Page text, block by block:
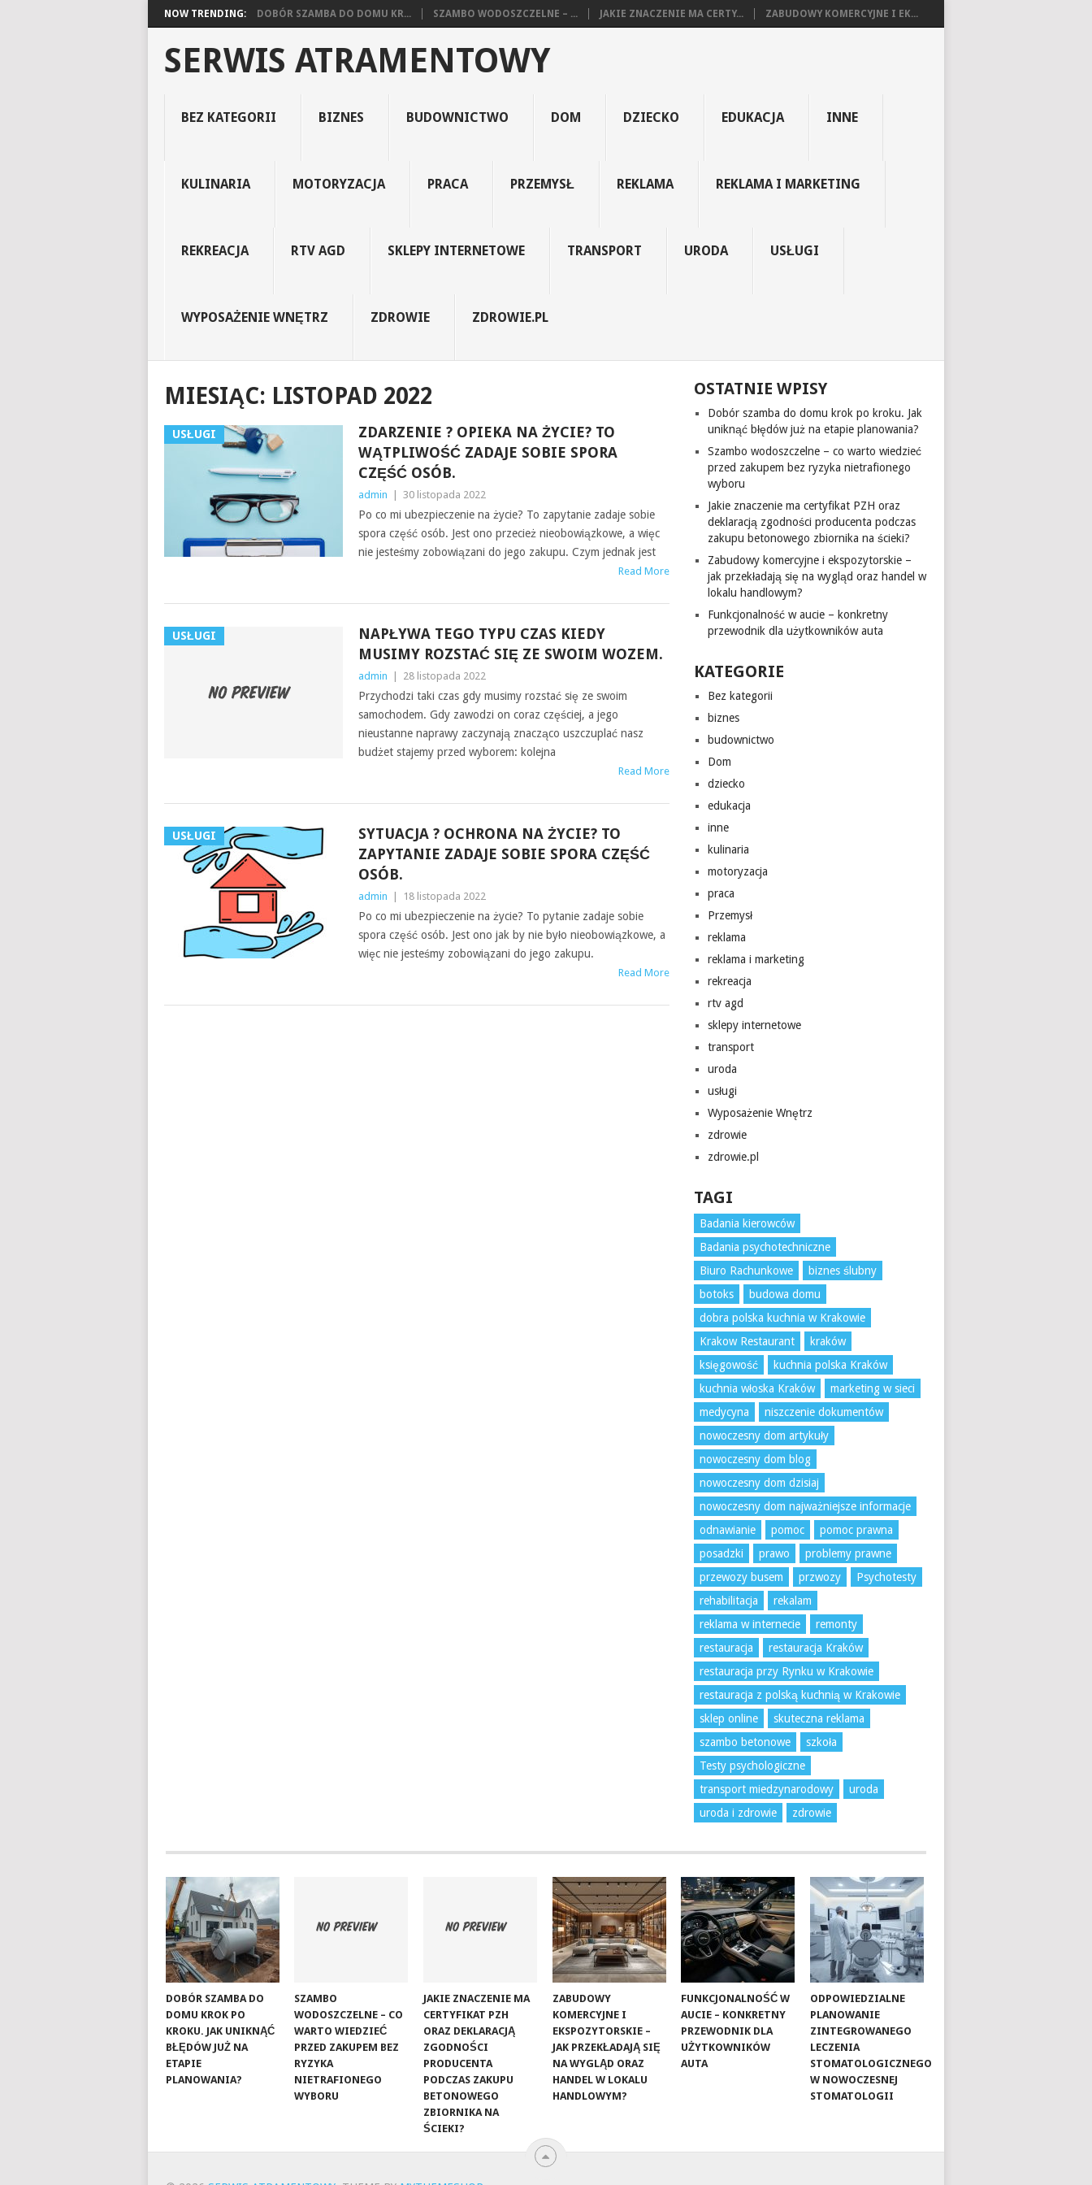
NOW TRENDING: DOBÓR SZAMBA DO DOMU KR... SZAMBO WODOSZCZELNE – ... JAKIE ZNACZENIE MA CERTY... ZABUDOWY KOMERCYJNE I EK...
SERWIS ATRAMENTOWY
BEZ KATEGORII BIZNES BUDOWNICTWO DOM DZIECKO EDUKACJA INNE
KULINARIA MOTORYZACJA PRACA PRZEMYSŁ REKLAMA REKLAMA I MARKETING
REKREACJA RTV AGD SKLEPY INTERNETOWE TRANSPORT URODA USŁUGI
WYPOSAŻENIE WNĘTRZ ZDROWIE ZDROWIE.PL
MIESIĄC: LISTOPAD 2022
USŁUGI
ZDARZENIE ? OPIEKA NA ŻYCIE? TO
WĄTPLIWOŚĆ ZADAJE SOBIE SPORA
CZĘŚĆ OSÓB.
admin 30 listopada 2022
Po co mi ubezpieczenie na życie? To zapytanie zadaje sobie
spora część osób. Jest ono przecież nieobowiązkowe, a więc
nie jesteśmy zobowiązani do jego zakupu. Czym jednak jest
Read More
USŁUGI
NAPŁYWA TEGO TYPU CZAS KIEDY
MUSIMY ROZSTAĆ SIĘ ZE SWOIM WOZEM.
admin 28 listopada 2022
Przychodzi taki czas gdy musimy rozstać się ze swoim
samochodem. Gdy zawodzi on coraz częściej, a jego
nieustanne naprawy zaczynają znacząco uszczuplać nasz
budżet stajemy przed wyborem: kolejna
Read More
USŁUGI
SYTUACJA ? OCHRONA NA ŻYCIE? TO
ZAPYTANIE ZADAJE SOBIE SPORA CZĘŚĆ
OSÓB.
admin 18 listopada 2022
Po co mi ubezpieczenie na życie? To pytanie zadaje sobie
spora część osób. Jest ono jak by nie było nieobowiązkowe, a
więc nie jesteśmy zobowiązani do jego zakupu.
Read More
OSTATNIE WPISY
Dobór szamba do domu krok po kroku. Jak
uniknąć błędów już na etapie planowania?
Szambo wodoszczelne – co warto wiedzieć
przed zakupem bez ryzyka nietrafionego
wyboru
Jakie znaczenie ma certyfikat PZH oraz
deklaracją zgodności producenta podczas
zakupu betonowego zbiornika na ścieki?
Zabudowy komercyjne i ekspozytorskie –
jak przekładają się na wygląd oraz handel w
lokalu handlowym?
Funkcjonalność w aucie – konkretny
przewodnik dla użytkowników auta
KATEGORIE
Bez kategorii
biznes
budownictwo
Dom
dziecko
edukacja
inne
kulinaria
motoryzacja
praca
Przemysł
reklama
reklama i marketing
rekreacja
rtv agd
sklepy internetowe
transport
uroda
usługi
Wyposażenie Wnętrz
zdrowie
zdrowie.pl
TAGI
Badania kierowców
Badania psychotechniczne
Biuro Rachunkowe
biznes ślubny
botoks
budowa domu
dobra polska kuchnia w Krakowie
Krakow Restaurant
kraków
księgowość
kuchnia polska Kraków
kuchnia włoska Kraków
marketing w sieci
medycyna
niszczenie dokumentów
nowoczesny dom artykuły
nowoczesny dom blog
nowoczesny dom dzisiaj
nowoczesny dom najważniejsze informacje
odnawianie
pomoc
pomoc prawna
posadzki
prawo
problemy prawne
przewozy busem
przwozy
Psychotesty
rehabilitacja
rekalam
reklama w internecie
remonty
restauracja
restauracja Kraków
restauracja przy Rynku w Krakowie
restauracja z polską kuchnią w Krakowie
sklep online
skuteczna reklama
szambo betonowe
szkoła
Testy psychologiczne
transport miedzynarodowy
uroda
uroda i zdrowie
zdrowie
DOBÓR SZAMBA DO
DOMU KROK PO
KROKU. JAK UNIKNĄĆ
BŁĘDÓW JUŻ NA
ETAPIE
PLANOWANIA?
SZAMBO
WODOSZCZELNE – CO
WARTO WIEDZIEĆ
PRZED ZAKUPEM BEZ
RYZYKA
NIETRAFIONEGO
WYBORU
JAKIE ZNACZENIE MA
CERTYFIKAT PZH
ORAZ DEKLARACJĄ
ZGODNOŚCI
PRODUCENTA
PODCZAS ZAKUPU
BETONOWEGO
ZBIORNIKA NA
ŚCIEKI?
ZABUDOWY
KOMERCYJNE I
EKSPOZYTORSKIE –
JAK PRZEKŁADAJĄ SIĘ
NA WYGLĄD ORAZ
HANDEL W LOKALU
HANDLOWYM?
FUNKCJONALNOŚĆ W
AUCIE – KONKRETNY
PRZEWODNIK DLA
UŻYTKOWNIKÓW
AUTA
ODPOWIEDZIALNE
PLANOWANIE
ZINTEGROWANEGO
LECZENIA
STOMATOLOGICZNEGO
W NOWOCZESNEJ
STOMATOLOGII